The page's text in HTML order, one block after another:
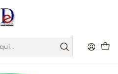
, Si eres nuevo regístrate